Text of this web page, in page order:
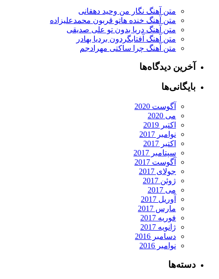
متن آهنگ نگار من وحید دهقانی
متن آهنگ خنده هاتو قربون محمدعلیزاده
متن آهنگ دریا بدون تو علی صدیقی
متن آهنگ آفتابگردون بردیا بهادر
متن آهنگ چرا ساکتی مهرادجم
آخرین دیدگاه‌ها
بایگانی‌ها
آگوست 2020
می 2020
اکتبر 2019
نوامبر 2017
اکتبر 2017
سپتامبر 2017
آگوست 2017
جولای 2017
ژوئن 2017
می 2017
آوریل 2017
مارس 2017
فوریه 2017
ژانویه 2017
دسامبر 2016
نوامبر 2016
دسته‌ها